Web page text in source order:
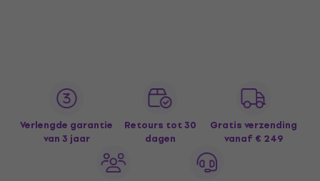
Verlengde garantie
van 3 jaar
Retours tot 30
dagen
Gratis verzending
vanaf € 249